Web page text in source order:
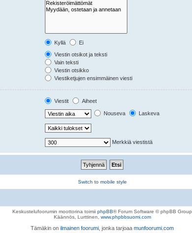
Kyllä
Ei
Viestin otsikot ja teksti
Vain teksti
Viestin otsikko
Viestiketjujen ensimmäinen viesti
Viestit
Aiheet
Nouseva Laskeva
Merkkiä viestistä
Switch to mobile style
Keskustelufoorumin moottorina toimii phpBB® Forum Software © phpBB Group
Käännös, Lurttinen, www.phpbbsuomi.com
Tämäkin on ilmainen foorumi , jonka tarjoaa munfoorumi.com